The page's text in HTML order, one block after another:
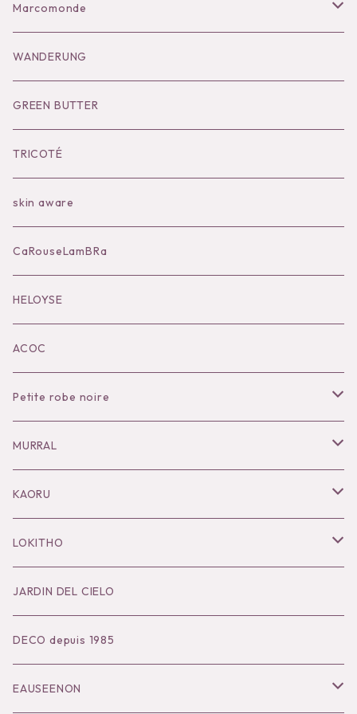
Bag
Goods
Socks
Shoes
Bilitis dix-sept ans
Goods
Salopette/All in one
Tutu
Inner
Outer
Bag
Accessories
Black series
KOKO別注
Dress
Outer
Goods
Marcomonde
Socks
Goods
WANDERUNG
GREEN BUTTER
TRICOTÉ
skin aware
CaRouseLamBRa
HELOYSE
ACOC
Petite robe noire
Necklace
Pierce
Bracelet／Bangle
Ring
Brooch
Hair Accessories
MURRAL
Outer
Tops
Bottoms
Dress
Accessories
KAORU
Necklace
Pierce
Ear Cuff
Bangle
LOKITHO
Tops
Bottoms
Dress
JARDIN DEL CIELO
DECO depuis 1985
EAUSEENON